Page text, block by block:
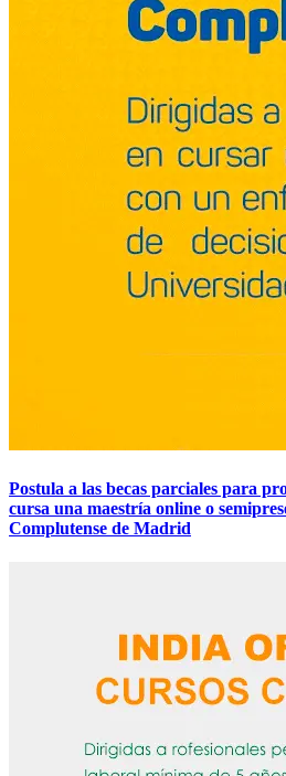
Postula a las becas parciales para
cursa una maestría online o
Complutense de Madrid